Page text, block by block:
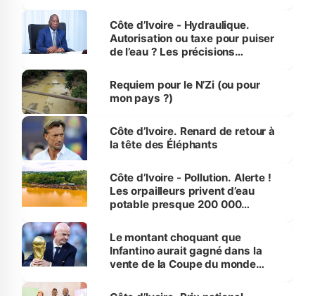
Côte d’Ivoire - Hydraulique.
Autorisation ou taxe pour puiser
de l’eau ? Les précisions
Requiem pour le N’Zi (ou pour
mon pays ?)
Côte d’Ivoire. Renard de retour à
la tête des Éléphants
Côte d’Ivoire - Pollution. Alerte !
Les orpailleurs privent d’eau
potable presque 200 000
Le montant choquant que
Infantino aurait gagné dans la
vente de la Coupe du monde